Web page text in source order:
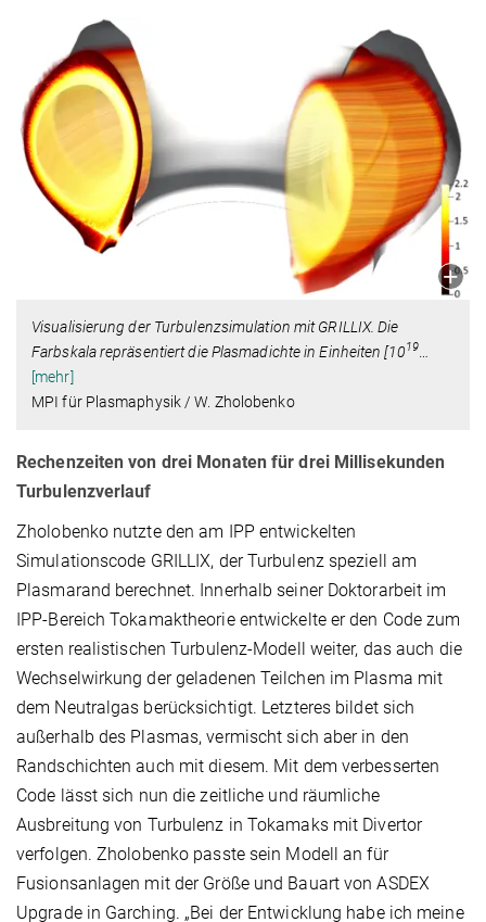
Visualisierung der Turbulenzsimulation mit GRILLIX. Die
Farbskala repräsentiert die Plasmadichte in Einheiten [1019…
[mehr]
MPI für Plasmaphysik / W. Zholobenko
Rechenzeiten von drei Monaten für drei Millisekunden
Turbulenzverlauf
Zholobenko nutzte den am IPP entwickelten
Simulationscode GRILLIX, der Turbulenz speziell am
Plasmarand berechnet. Innerhalb seiner Doktorarbeit im
IPP-Bereich Tokamaktheorie entwickelte er den Code zum
ersten realistischen Turbulenz-Modell weiter, das auch die
Wechselwirkung der geladenen Teilchen im Plasma mit
dem Neutralgas berücksichtigt. Letzteres bildet sich
außerhalb des Plasmas, vermischt sich aber in den
Randschichten auch mit diesem. Mit dem verbesserten
Code lässt sich nun die zeitliche und räumliche
Ausbreitung von Turbulenz in Tokamaks mit Divertor
verfolgen. Zholobenko passte sein Modell an für
Fusionsanlagen mit der Größe und Bauart von ASDEX
Upgrade in Garching. „Bei der Entwicklung habe ich meine